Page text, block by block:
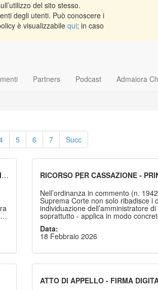
del sito stesso.
degli utenti. Può conoscere i
è visualizzabile qui; in caso
Partners Podcast Admaiora
5 6 7 Succ
RICORSO PER CASSAZIONE -
DIMENSIONALI.
Nell’ordinanza in commento (n.
Suprema Corte non solo ribadisce i
individuazione dell’amministratore
soprattutto - applica in modo
principio di chiarezza e sinteticità
processuali. La violazione dei limiti
previsti dal D.M. n. 110/2023 non
incide sulla regolazione delle
essere liquidate ai valori massimi
uno dei primi segnali applicativi
processuale orientata alla qualità
Data:
18 Febbraio 2026
ATTO DI APPELLO - FIRMA